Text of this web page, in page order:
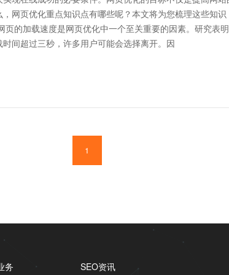
网页优化重点知识点有哪些呢？本文将为您梳理这些知识
间超过三秒，许多用户可能会选择离开。因
1
务 SEO资讯